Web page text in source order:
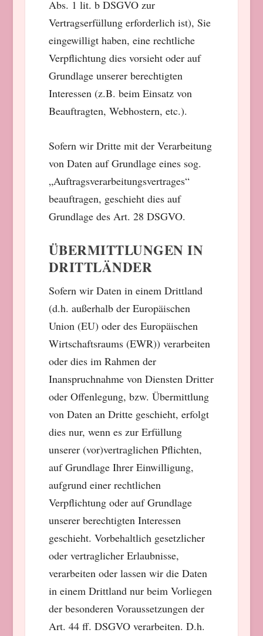
Abs. 1 lit. b DSGVO zur
Vertragserfüllung erforderlich ist), Sie
eingewilligt haben, eine rechtliche
Verpflichtung dies vorsieht oder auf
Grundlage unserer berechtigten
Interessen (z.B. beim Einsatz von
Beauftragten, Webhostern, etc.).
Sofern wir Dritte mit der Verarbeitung
von Daten auf Grundlage eines sog.
„Auftragsverarbeitungsvertrages“
beauftragen, geschieht dies auf
Grundlage des Art. 28 DSGVO.
ÜBERMITTLUNGEN IN
DRITTLÄNDER
Sofern wir Daten in einem Drittland
(d.h. außerhalb der Europäischen
Union (EU) oder des Europäischen
Wirtschaftsraums (EWR)) verarbeiten
oder dies im Rahmen der
Inanspruchnahme von Diensten Dritter
oder Offenlegung, bzw. Übermittlung
von Daten an Dritte geschieht, erfolgt
dies nur, wenn es zur Erfüllung
unserer (vor)vertraglichen Pflichten,
auf Grundlage Ihrer Einwilligung,
aufgrund einer rechtlichen
Verpflichtung oder auf Grundlage
unserer berechtigten Interessen
geschieht. Vorbehaltlich gesetzlicher
oder vertraglicher Erlaubnisse,
verarbeiten oder lassen wir die Daten
in einem Drittland nur beim Vorliegen
der besonderen Voraussetzungen der
Art. 44 ff. DSGVO verarbeiten. D.h.